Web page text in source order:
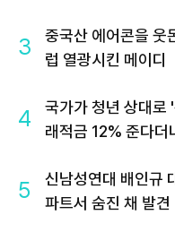
3
중국산 에어콘을 웃
럽 열광시킨 메이디
4
국가가 청년 상대로
래적금 12% 준다더
5
신남성연대 배인규
파트서 숨진 채 발견